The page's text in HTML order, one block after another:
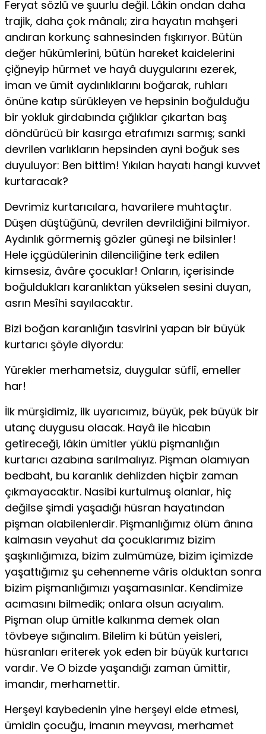
Feryat sözlü ve şuurlu değil. Lâkin ondan daha
trajik, daha çok mânalı; zira hayatın mahşeri
andıran korkunç sahnesinden fış­kırıyor. Bütün
değer hükümlerini, bütün hareket kaidelerini
çiğne­yip hürmet ve hayâ duygularını ezerek,
iman ve ümit aydınlıklarını boğarak, ruhları
önüne katıp sürükleyen ve hepsinin boğulduğu
bir yokluk girdabında çığlıklar çıkartan baş
döndürücü bir kasırga etrafımızı sarmış; sanki
devrilen varlıkların hepsinden ayni boğuk ses
duyuluyor: Ben bittim! Yıkılan hayatı hangi kuvvet
kurtara­cak?
Devrimiz kurtarıcılara, havarilere muhtaçtır.
Düşen düştü­ğünü, devrilen devrildiğini bilmiyor.
Aydınlık görmemiş gözler güneşi ne bilsinler!
Hele içgüdülerinin dilenciliğine terk edilen
kimsesiz, âvâre çocuklar! Onların, içerisinde
boğuldukları karan­lıktan yükselen sesini duyan,
asrın Mesîhi sayılacaktır.
Bizi boğan karanlığın tasvirini yapan bir büyük
kurtarıcı şöyle diyordu:
Yürekler merhametsiz, duygular süflî, emeller
har!
İlk mürşidimiz, ilk uyarıcımız, büyük, pek büyük bir
utanç duygusu olacak. Hayâ ile hicabın
getireceği, lâkin ümitler yüklü pişmanlığın
kurtarıcı azabına sarılmalıyız. Pişman olamıyan
bed­baht, bu karanlık dehlizden hiçbir zaman
çıkmayacaktır. Nasibi kurtulmuş olanlar, hiç
değilse şimdi yaşadığı hüsran hayatından
pişman olabilenlerdir. Pişmanlığımız ölüm ânına
kalmasın veyahut da çocuklarımız bizim
şaşkınlığımıza, bizim zulmümüze, bizim içimizde
yaşattığımız şu cehenneme vâris olduktan sonra
bizim piş­manlığımızı yaşamasınlar. Kendimize
acımasını bilmedik; onlara olsun acıyalım.
Pişman olup ümitle kalkınma demek olan
tövbeye sığınalım. Bilelim ki bütün yeisleri,
hüsranları eriterek yok eden bir büyük kurtarıcı
vardır. Ve O bizde yaşandığı zaman ümittir,
iman­dır, merhamettir.
Herşeyi kaybedenin yine herşeyi elde etmesi,
ümidin çocuğu, imanın meyvası, merhamet